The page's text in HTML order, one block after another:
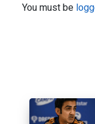
You must be